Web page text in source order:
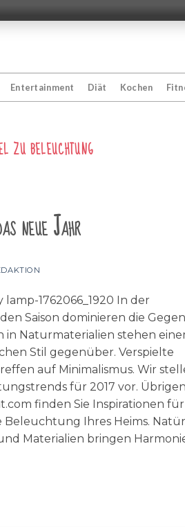
Entertainment Diät Kochen
ZUBELEUCHTUNG
neue Jahr
lamp-1762066_1920 In der
Saison dominieren die
in Naturmaterialien stehen
Stil gegenüber. Verspielte
auf Minimalismus. Wir
für 2017 vor.
finden Sie Inspirationen
Beleuchtung Ihres Heims.
Materialien bringen